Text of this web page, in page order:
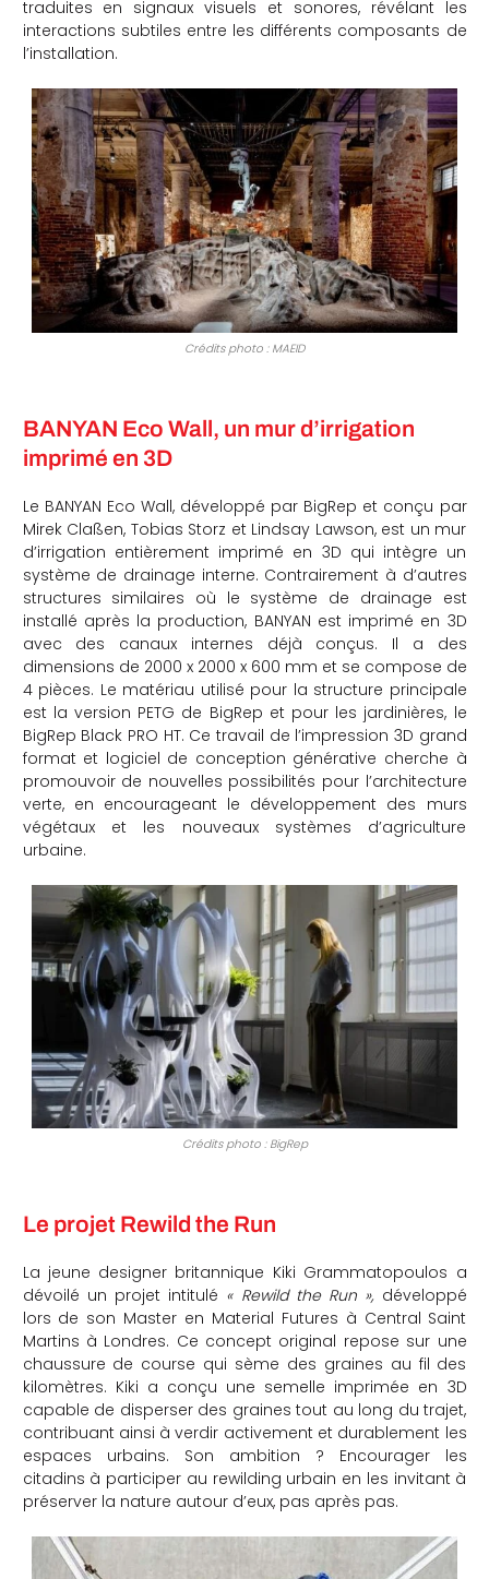
traduites en signaux visuels et sonores, révélant les
interactions subtiles entre les différents composants de
l’installation.
Crédits photo : MAEID
BANYAN Eco Wall, un mur d’irrigation
imprimé en 3D
Le BANYAN Eco Wall, développé par BigRep et conçu par
Mirek Claßen, Tobias Storz et Lindsay Lawson, est un mur
d’irrigation entièrement imprimé en 3D qui intègre un
système de drainage interne. Contrairement à d’autres
structures similaires où le système de drainage est
installé après la production, BANYAN est imprimé en 3D
avec des canaux internes déjà conçus. Il a des
dimensions de 2000 x 2000 x 600 mm et se compose de
4 pièces. Le matériau utilisé pour la structure principale
est la version PETG de BigRep et pour les jardinières, le
BigRep Black PRO HT. Ce travail de l’impression 3D grand
format et logiciel de conception générative cherche à
promouvoir de nouvelles possibilités pour l’architecture
verte, en encourageant le développement des murs
végétaux et les nouveaux systèmes d’agriculture
urbaine.
Crédits photo : BigRep
Le projet Rewild the Run
La jeune designer britannique Kiki Grammatopoulos a
dévoilé un projet intitulé « Rewild the Run »,développé
lors de son Master en Material Futures à Central Saint
Martins à Londres. Ce concept original repose sur une
chaussure de course qui sème des graines au fil des
kilomètres. Kiki a conçu une semelle imprimée en 3D
capable de disperser des graines tout au long du trajet,
contribuant ainsi à verdir activement et durablement les
espaces urbains. Son ambition ? Encourager les
citadins à participer au rewilding urbain en les invitant à
préserver la nature autour d’eux, pas après pas.